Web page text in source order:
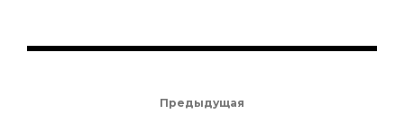
Предыдущая